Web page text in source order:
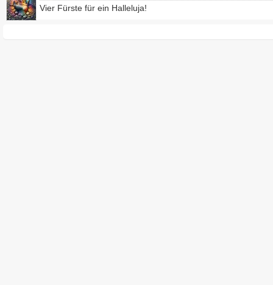
Vier Fürste für ein Halleluja!